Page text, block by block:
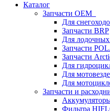
Каталог
Запчасти OEM
Для
Запчасти BRP
Для
Запчасти
Запчасти
Для
Для
Для
Запчасти и
Фильтра